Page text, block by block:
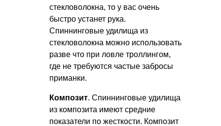
стекловолокна, то у вас очень
быстро устанет рука.
Спиннинговые удилища из
стекловолокна можно использовать
разве что при ловле троллингом,
где не требуются частые забросы
приманки.
Композит. Спиннинговые удилища
из композита имеют средние
показатели по жесткости. Композит